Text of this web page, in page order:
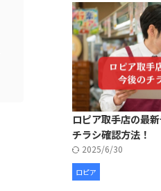
ロピア取手店の最
チラシ確認方法！
2025/6/30
ロピア